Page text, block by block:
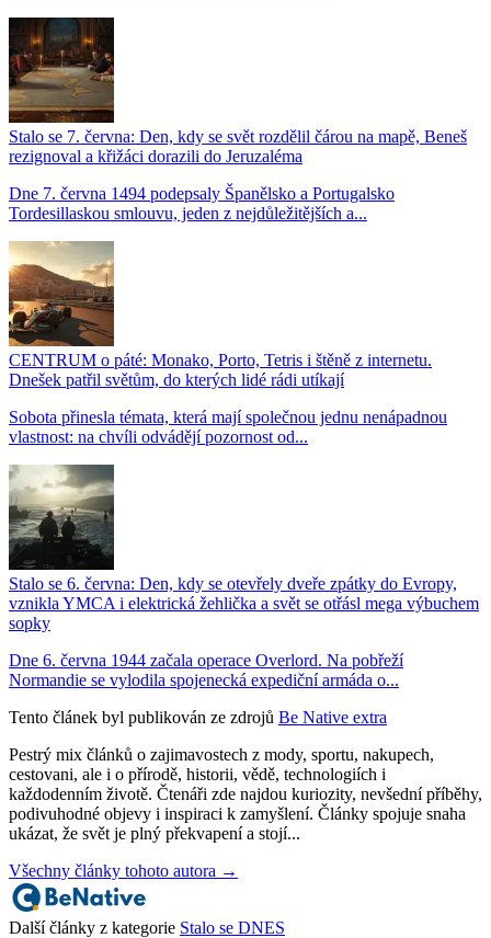
Stalo se 7. června: Den, kdy se svět rozdělil čárou na mapě, Beneš
rezignoval a křižáci dorazili do Jeruzaléma
Dne 7. června 1494 podepsaly Španělsko a Portugalsko
Tordesillaskou smlouvu, jeden z nejdůležitějších a...
CENTRUM o páté: Monako, Porto, Tetris i štěně z internetu.
Dnešek patřil světům, do kterých lidé rádi utíkají
Sobota přinesla témata, která mají společnou jednu nenápadnou
vlastnost: na chvíli odvádějí pozornost od...
Stalo se 6. června: Den, kdy se otevřely dveře zpátky do Evropy,
vznikla YMCA i elektrická žehlička a svět se otřásl mega výbuchem
sopky
Dne 6. června 1944 začala operace Overlord. Na pobřeží
Normandie se vylodila spojenecká expediční armáda o...
Tento článek byl publikován ze zdrojů Be Native extra
Pestrý mix článků o zajimavostech z mody, sportu, nakupech,
cestovani, ale i o přírodě, historii, vědě, technologiích i
každodenním životě. Čtenáři zde najdou kuriozity, nevšední příběhy,
podivuhodné objevy i inspiraci k zamyšlení. Články spojuje snaha
ukázat, že svět je plný překvapení a stojí...
Všechny články tohoto autora →
Další články z kategorie Stalo se DNES